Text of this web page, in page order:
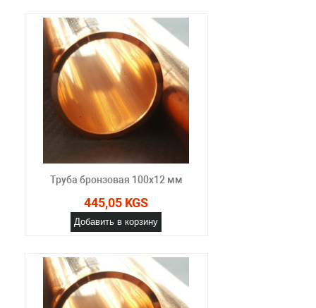
Труба бронзовая 100x12 мм
445,05 KGS
Добавить в корзину